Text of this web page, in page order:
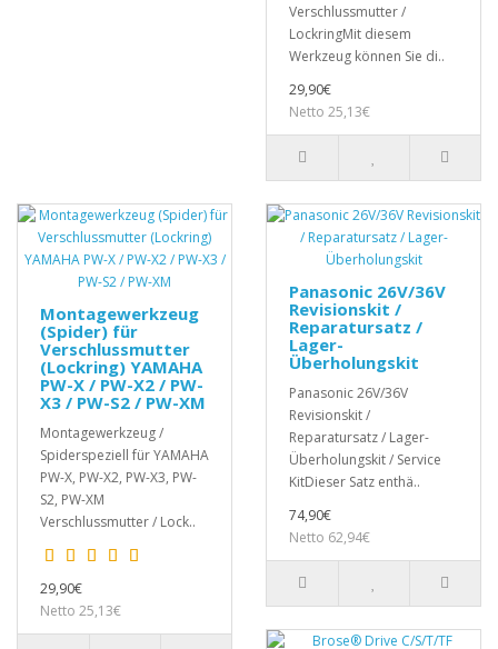
Verschlussmutter /
LockringMit diesem
Werkzeug können Sie di..
29,90€
Netto 25,13€
Montagewerkzeug
(Spider) für
Verschlussmutter
(Lockring) YAMAHA
PW-X / PW-X2 / PW-
X3 / PW-S2 / PW-XM
Montagewerkzeug /
Spiderspeziell für YAMAHA
PW-X, PW-X2, PW-X3, PW-
S2, PW-XM
Verschlussmutter / Lock..
29,90€
Netto 25,13€
Panasonic 26V/36V
Revisionskit /
Reparatursatz /
Lager-
Überholungskit
Panasonic 26V/36V
Revisionskit /
Reparatursatz / Lager-
Überholungskit / Service
KitDieser Satz enthä..
74,90€
Netto 62,94€